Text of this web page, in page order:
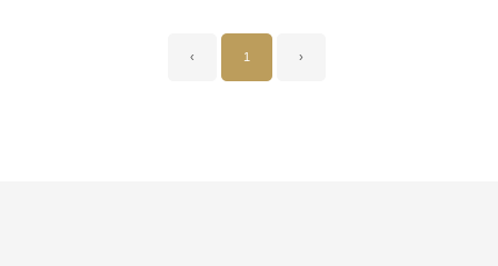
‹ 1 ›